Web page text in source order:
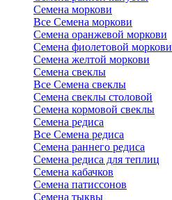
Семена моркови
Все Семена моркови
Семена оранжевой моркови
Семена фиолетовой моркови
Семена желтой моркови
Семена свеклы
Все Семена свеклы
Семена свеклы столовой
Семена кормовой свеклы
Семена редиса
Все Семена редиса
Семена раннего редиса
Семена редиса для теплиц
Семена кабачков
Семена патиссонов
Семена тыквы